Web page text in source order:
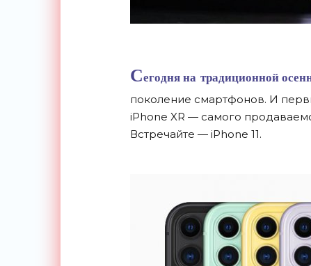
Сегодня на традиционной
поколение смартфонов. И
iPhone XR —самого
Встречайте —iPhone 11.